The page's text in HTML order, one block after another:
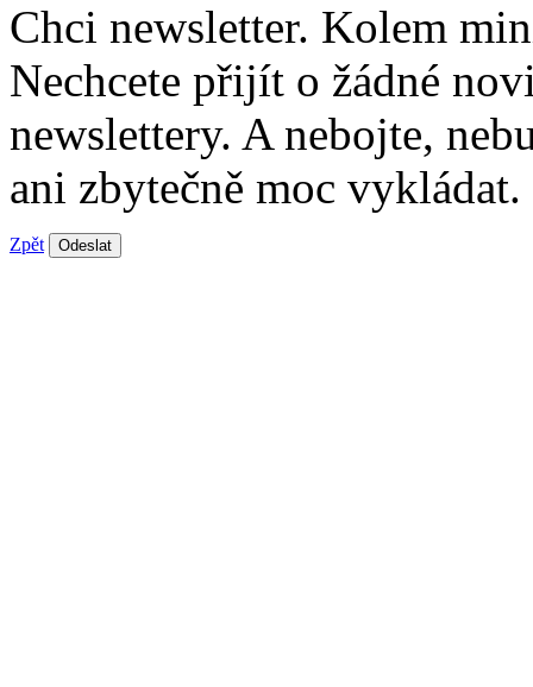
Chci newsletter. Kolem
Nechcete přijít o žádné
newslettery. A nebojte,
ani zbytečně moc vykládat.
Zpět Odeslat